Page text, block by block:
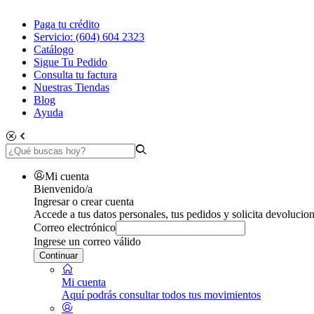
Paga tu crédito
Servicio: (604) 604 2323
Catálogo
Sigue Tu Pedido
Consulta tu factura
Nuestras Tiendas
Blog
Ayuda
Mi cuenta
Bienvenido/a
Ingresar o crear cuenta
Accede a tus datos personales, tus pedidos y solicita
Correo electrónico
Ingrese un correo válido
Continuar
Mi cuenta
Aquí podrás consultar todos tus movimientos